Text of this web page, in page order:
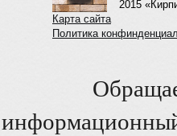
2015
Карта сайта
Политика
информационный